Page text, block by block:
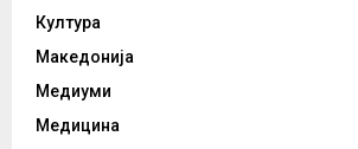
Култура
Македонија
Медиуми
Медицина